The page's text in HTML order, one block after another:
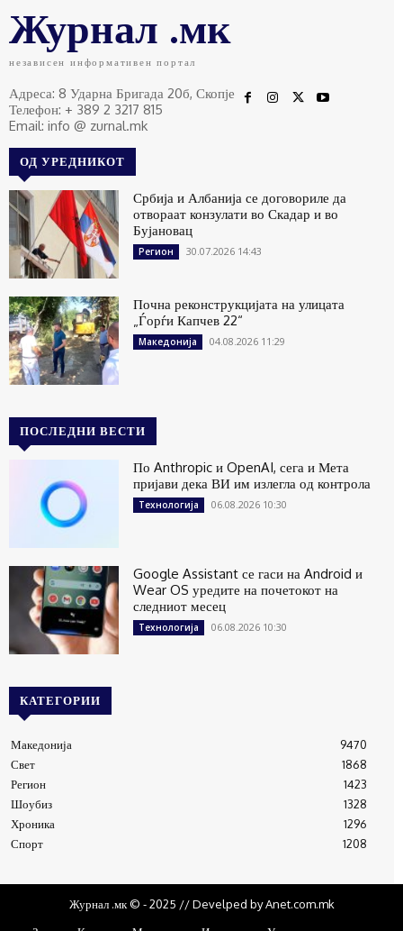
Журнал .мк
независен информативен портал
Адреса: 8 Ударна Бригада 20б, Скопје
Телефон: + 389 2 3217 815
Email: info @ zurnal.mk
ОД УРЕДНИКОТ
Србија и Албанија се договориле да
отвораат конзулати во Скадар и во
Бујановац
Регион 30.07.2026 14:43
Почна реконструкцијата на улицата
„Ѓорѓи Капчев 22“
Македонија 04.08.2026 11:29
ПОСЛЕДНИ ВЕСТИ
По Anthropic и OpenAI, сега и Мета
пријави дека ВИ им излегла од контрола
Технологија 06.08.2026 10:30
Google Assistant се гаси на Android и
Wear OS уредите на почетокот на
следниот месец
Технологија 06.08.2026 10:30
КАТЕГОРИИ
Македонија
9470
Свет
1868
Регион
1423
Шоубиз
1328
Хроника
1296
Спорт
1208
Журнал .мк © - 2025 // Develped by Anet.com.mk